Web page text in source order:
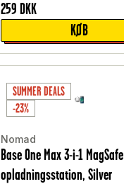
259 DKK
KØB
SUMMER DEALS
-23%
Nomad
Base One Max 3-i-1 MagSafe
opladningsstation, Silver